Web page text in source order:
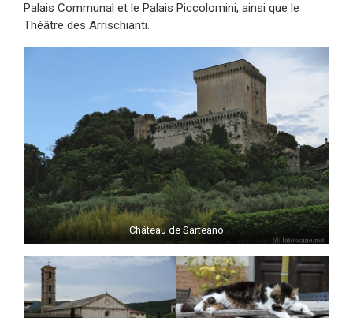
Palais Communal et le Palais Piccolomini, ainsi que le
Théâtre des Arrischianti.
Château de Sarteano